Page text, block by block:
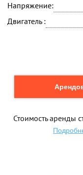
Напряжение:
Двигатель :
Стоимость аренды